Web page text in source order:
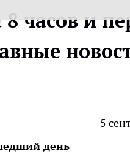
часов и
5
день